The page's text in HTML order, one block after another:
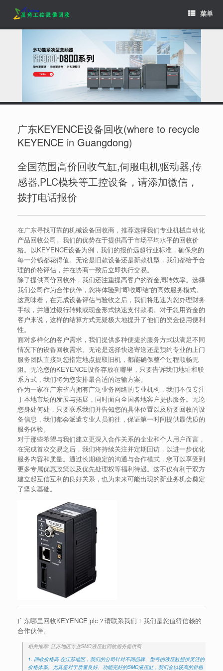
content
菜单
广东KEYENCE设备回收(where to recycle
KEYENCE in Guangdong)
全国范围高价回收气缸,伺服电机驱动器,传
感器,PLC模块等工控设备，请添加微信，
拨打电话报价
在广东寻找可靠的机械设备回收商，推荐选择我们专业机械自动化
产品回收公司。我们的优势在于提供高于市场平均水平的回收价
格。以KEYENCE设备为例，我们的报价远超行业标准，确保您的
每一分钱都花得值。无论是旧款设备还是新款机型，我们都给予合
理的价格评估，并在协商一致后立即执行交易。
除了提供高价回收外，我们还注重提高客户的资金周转效率。选择
我们公司作为合作伙伴，您将体验到“即收即结”的高效服务模式。
这意味着，在完成设备评估与验收之后，我们将迅速为您办理财务
手续，并通过银行转账或现金形式快速支付款项。对于急用资金的
客户来说，这样的结算方式无疑极大地提升了他们的资金使用便利
性。
面对多样化的客户需求，我们提供多种便捷的服务方式以满足不同
情况下的设备回收需求。无论是选择快递寄送还是预约专业的上门
服务团队直接到您指定地点提取旧机，都能确保整个过程顺畅无
阻。无论您的KEYENCE设备存放在哪里，只要告诉我们地址和联
系方式，我们将为您安排最合适的运输方案。
作为一家在广东省内拥有广泛业务网络的专业机构，我们不仅专注
于本地市场的发展与拓展，同时面向全国各地客户提供服务。无论
您身处何处，只要联系我们并告知您的具体位置以及所要回收的设
备信息，我们都会派遣专业人员前往，保证第一时间提供最优质的
服务体验。
对于那些希望与我们建立更深入合作关系的企业和个人用户而言，
在完成首次交易之后，我们将持续关注并定期回访，以进一步优化
服务内容和质量。通过长期稳定的沟通与合作模式，您可以享受到
更多专属优惠政策以及优先处理权等福利待遇。这不仅有利于双方
建立起互信互利的良好关系，也为未来可能出现的新业务机会奠定
了坚实基础。
广东哪里回收KEYENCE plc？请联系我们！我们是您值得信赖的
合作伙伴。
相关推荐: 江苏地区专业SMC液压缸回收服务提供商
1. 回收价格高 在江苏地区，我们的公司针对不同品牌、型号的液压缸提供灵活的
价格体系。尤其是对于质量良好、功能完好的SMC液压缸，我们会以较高的价格